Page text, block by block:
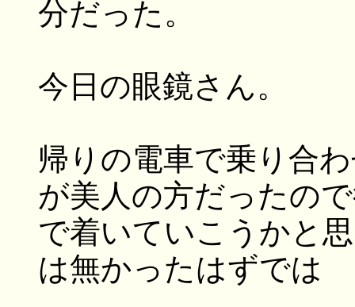
分だった。
今日の眼鏡さん。
帰りの電車で乗り合
が美人の方だったの
で着いていこうかと
は無かったはずでは